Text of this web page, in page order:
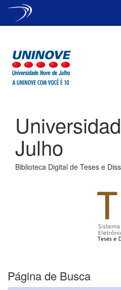
Julho
Biblioteca Digital de Teses e
Página de Busca